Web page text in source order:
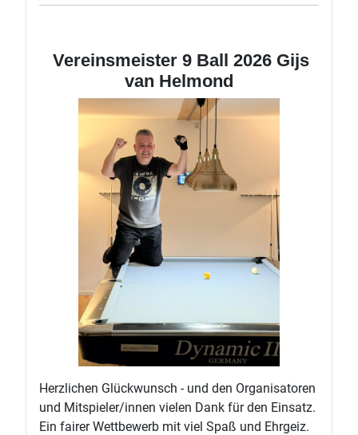
Vereinsmeister 9 Ball 2026 Gijs
van Helmond
Herzlichen Glückwunsch - und den Organisatoren
und Mitspieler/innen vielen Dank für den Einsatz.
Ein fairer Wettbewerb mit viel Spaß und Ehrgeiz.